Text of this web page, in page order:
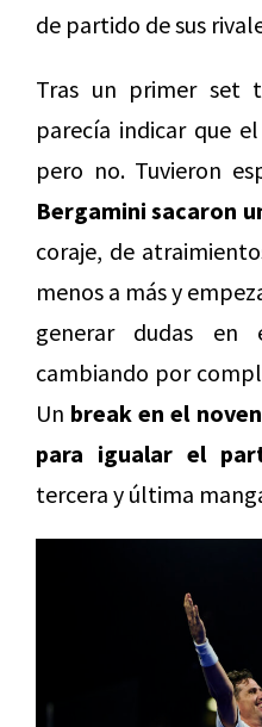
de partido de sus
Tras un primer set
parecía indicar que
pero no. Tuvieron
Bergamini sacaron
coraje, de
menos a más y
generar dudas en
cambiando por
Un break en el
para igualar el
tercera y última